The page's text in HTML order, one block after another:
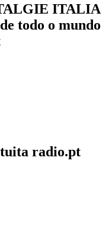
ITALIA
todo o mundo
radio.pt